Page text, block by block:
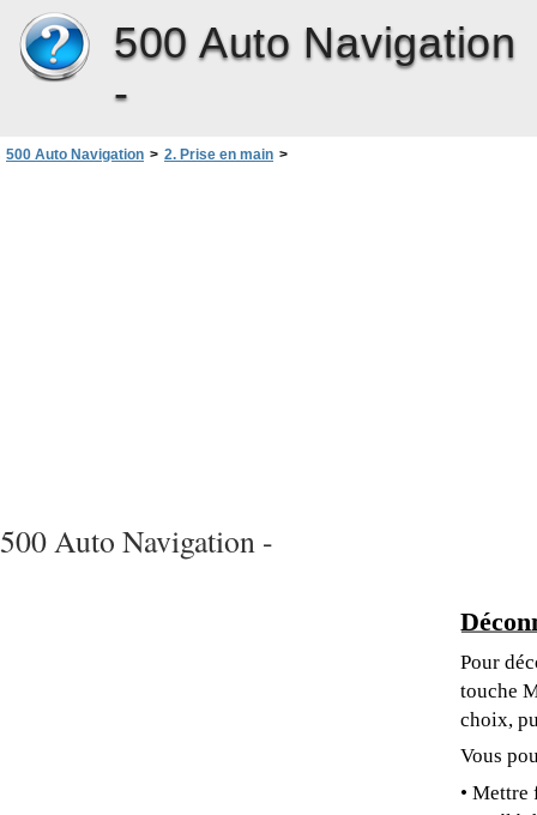
500 Auto Navigation
-
500 Auto Navigation > 2. Prise en main >
500 Auto Navigation -
Pour
touche
choix,
Vous
• Mettre